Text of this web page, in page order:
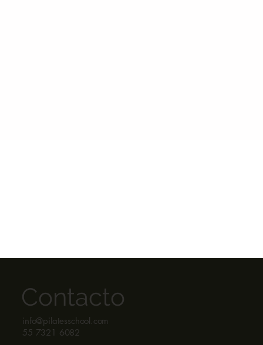
Contacto
info@pilatesschool.com
55 7321 6082